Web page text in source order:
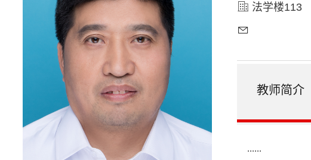
法学楼113
教师简介
......